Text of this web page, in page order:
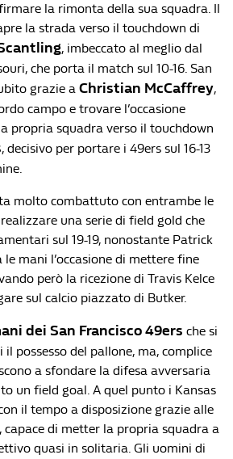
la rimonta della sua squadra. Il
la strada verso il touchdown di
, imbeccato al meglio dal
che porta il match sul 10-16. San
grazie a Christian McCaffrey,
campo e trovare l’occasione
propria squadra verso il touchdown
, decisivo per portare i 49ers sul 16-13
molto combattuto con entrambe le
una serie di field gold che
sul 19-19, nonostante Patrick
mani l’occasione di mettere fine
però la ricezione di Travis Kelce
sul calcio piazzato di Butker.
dei San Francisco 49ers che si
possesso del pallone, ma, complice
a sfondare la difesa avversaria
un field goal. A quel punto i Kansas
il tempo a disposizione grazie alle
capace di metter la propria squadra a
quasi in solitaria. Gli uomini di